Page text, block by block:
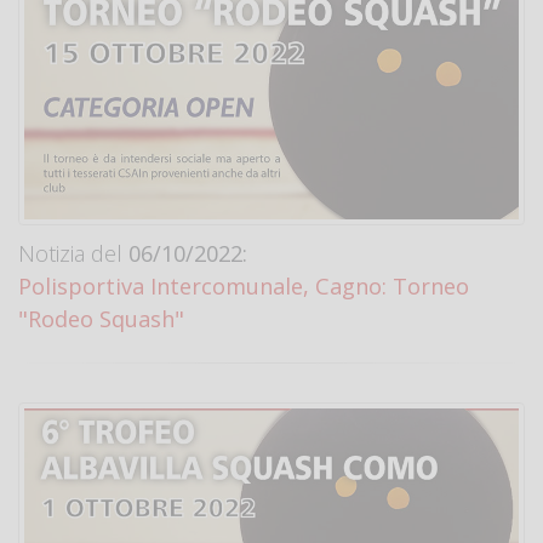
Notizia del 06/10/2022:
Polisportiva Intercomunale, Cagno: Torneo
"Rodeo Squash"